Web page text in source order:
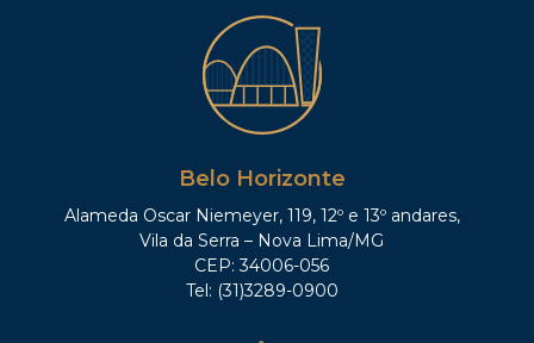
Belo Horizonte
Alameda Oscar Niemeyer, 119, 12º e 13º andares,
Vila da Serra – Nova Lima/MG
CEP: 34006-056
Tel: (31)3289-0900